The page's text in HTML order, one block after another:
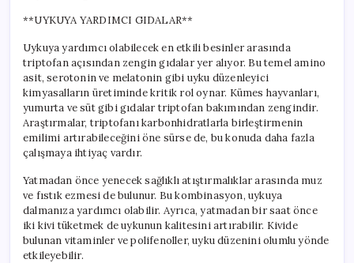
**UYKUYA YARDIMCI GIDALAR**
Uykuya yardımcı olabilecek en etkili besinler arasında
triptofan açısından zengin gıdalar yer alıyor. Bu temel amino
asit, serotonin ve melatonin gibi uyku düzenleyici
kimyasalların üretiminde kritik rol oynar. Kümes hayvanları,
yumurta ve süt gibi gıdalar triptofan bakımından zengindir.
Araştırmalar, triptofanı karbonhidratlarla birleştirmenin
emilimi artırabileceğini öne sürse de, bu konuda daha fazla
çalışmaya ihtiyaç vardır.
Yatmadan önce yenecek sağlıklı atıştırmalıklar arasında muz
ve fıstık ezmesi de bulunur. Bu kombinasyon, uykuya
dalmanıza yardımcı olabilir. Ayrıca, yatmadan bir saat önce
iki kivi tüketmek de uykunun kalitesini artırabilir. Kivide
bulunan vitaminler ve polifenoller, uyku düzenini olumlu yönde
etkileyebilir.